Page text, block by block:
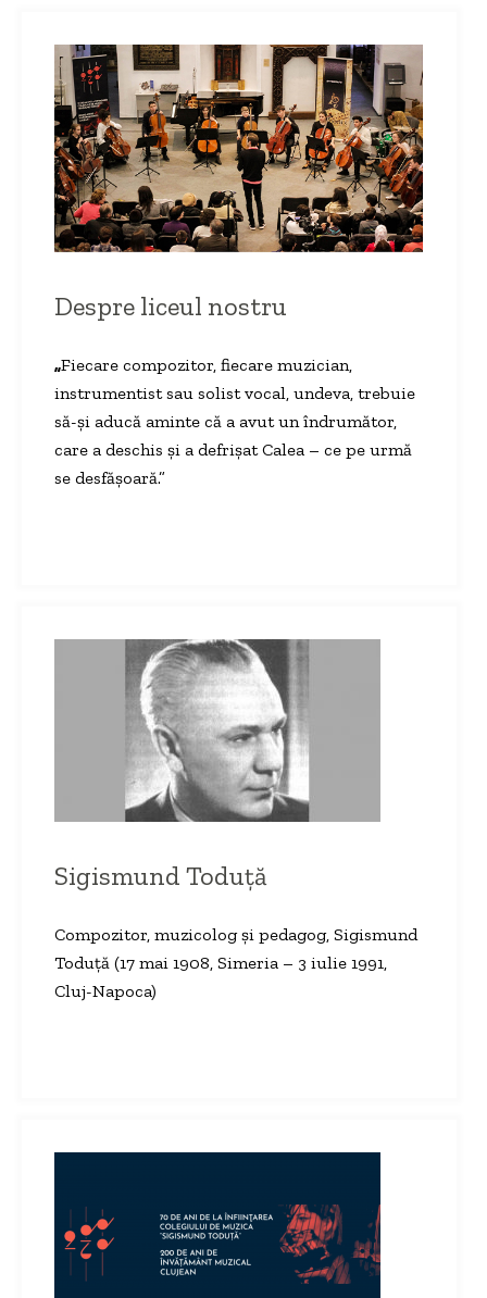
Despre liceul nostru
„Fiecare compozitor, fiecare muzician,
instrumentist sau solist vocal, undeva, trebuie
să-şi aducă aminte că a avut un îndrumător,
care a deschis şi a defrişat Calea – ce pe urmă
se desfăşoară.”
Sigismund Toduță
Compozitor, muzicolog şi pedagog, Sigismund
Toduţă (17 mai 1908, Simeria – 3 iulie 1991,
Cluj-Napoca)